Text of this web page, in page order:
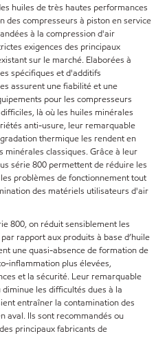
huiles de très hautes performances
des compresseurs à piston en service
à la compression d'air
exigences des principaux
sur le marché. Elaborées à
spécifiques et d'additifs
assurent une fiabilité et une
pour les compresseurs
là où les huiles minérales
anti-usure, leur remarquable
thermique les rendent en
minérales classiques. Grâce à leur
série 800 permettent de réduire les
problèmes de fonctionnement tout
des matériels utilisateurs d'air
800, on réduit sensiblement les
rapport aux produits à base d’huile
une quasi-absence de formation de
inflammation plus élevées,
et la sécurité. Leur remarquable
les difficultés dues à la
entraîner la contamination des
aval. Ils sont recommandés ou
principaux fabricants de